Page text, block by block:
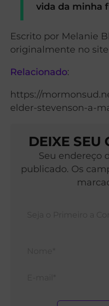
vida da minha
Escrito por Melanie
originalmente no site
Relacionado:
https://
elder-stevenson-a-
DEIXE SEU
Seu endereço
publicado. Os